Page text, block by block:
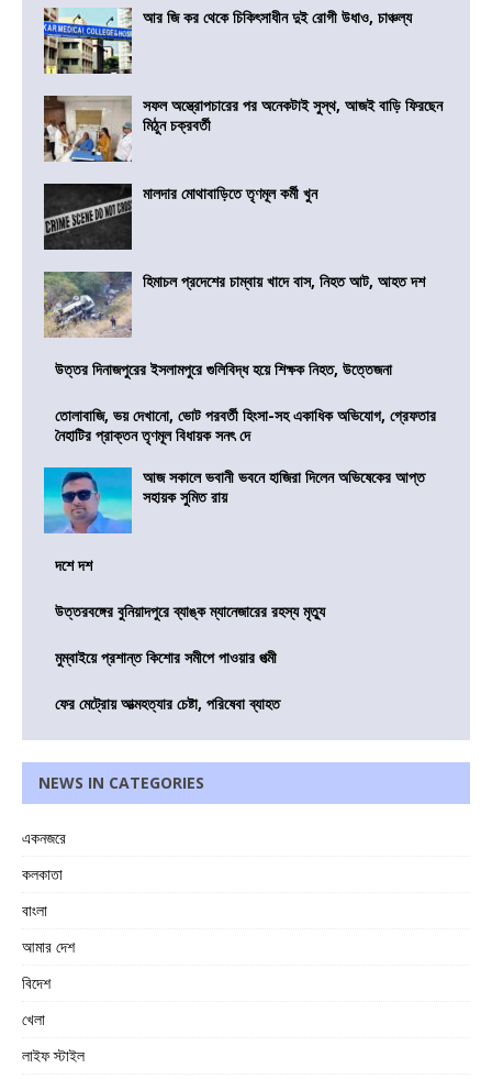
আর জি কর থেকে চিকিৎসাধীন দুই রোগী উধাও, চাঞ্চল্য
সফল অস্ত্রোপচারের পর অনেকটাই সুস্থ, আজই বাড়ি ফিরছেন
মিঠুন চক্রবর্তী
মালদার মোথাবাড়িতে তৃণমূল কর্মী খুন
হিমাচল প্রদেশের চাম্বায় খাদে বাস, নিহত আট, আহত দশ
উত্তর দিনাজপুরের ইসলামপুরে গুলিবিদ্ধ হয়ে শিক্ষক নিহত, উত্তেজনা
তোলাবাজি, ভয় দেখানো, ভোট পরবর্তী হিংসা-সহ একাধিক অভিযোগ, গ্রেফতার
নৈহাটির প্রাক্তন তৃণমূল বিধায়ক সনৎ দে
আজ সকালে ভবানী ভবনে হাজিরা দিলেন অভিষেকের আপ্ত
সহায়ক সুমিত রায়
দশে দশ
উত্তরবঙ্গের বুনিয়াদপুরে ব্যাঙ্ক ম্যানেজারের রহস্য মৃত্যু
মুম্বাইয়ে প্রশান্ত কিশোর সমীপে পাওয়ার পত্মী
ফের মেট্রোয় আত্মহত্যার চেষ্টা, পরিষেবা ব্যাহত
NEWS IN CATEGORIES
একনজরে
কলকাতা
বাংলা
আমার দেশ
বিদেশ
খেলা
লাইফ স্টাইল